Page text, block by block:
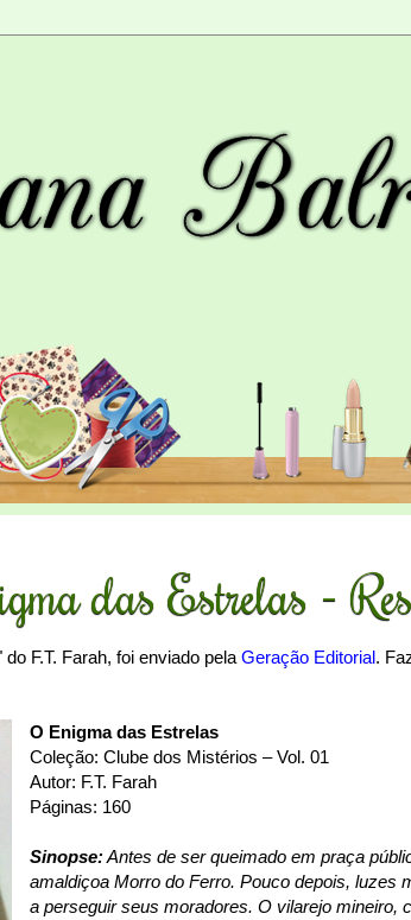
das Estrelas -
F.T. Farah, foi enviado pela Geração Editorial.
O Enigma das Estrelas
Coleção: Clube dos Mistérios – Vol. 01
Autor: F.T. Farah
Páginas: 160
Sinopse:Antes de ser queimado em praça
amaldiçoa Morro do Ferro. Pouco depois, luzes
a perseguir seus moradores. O vilarejo mineiro,